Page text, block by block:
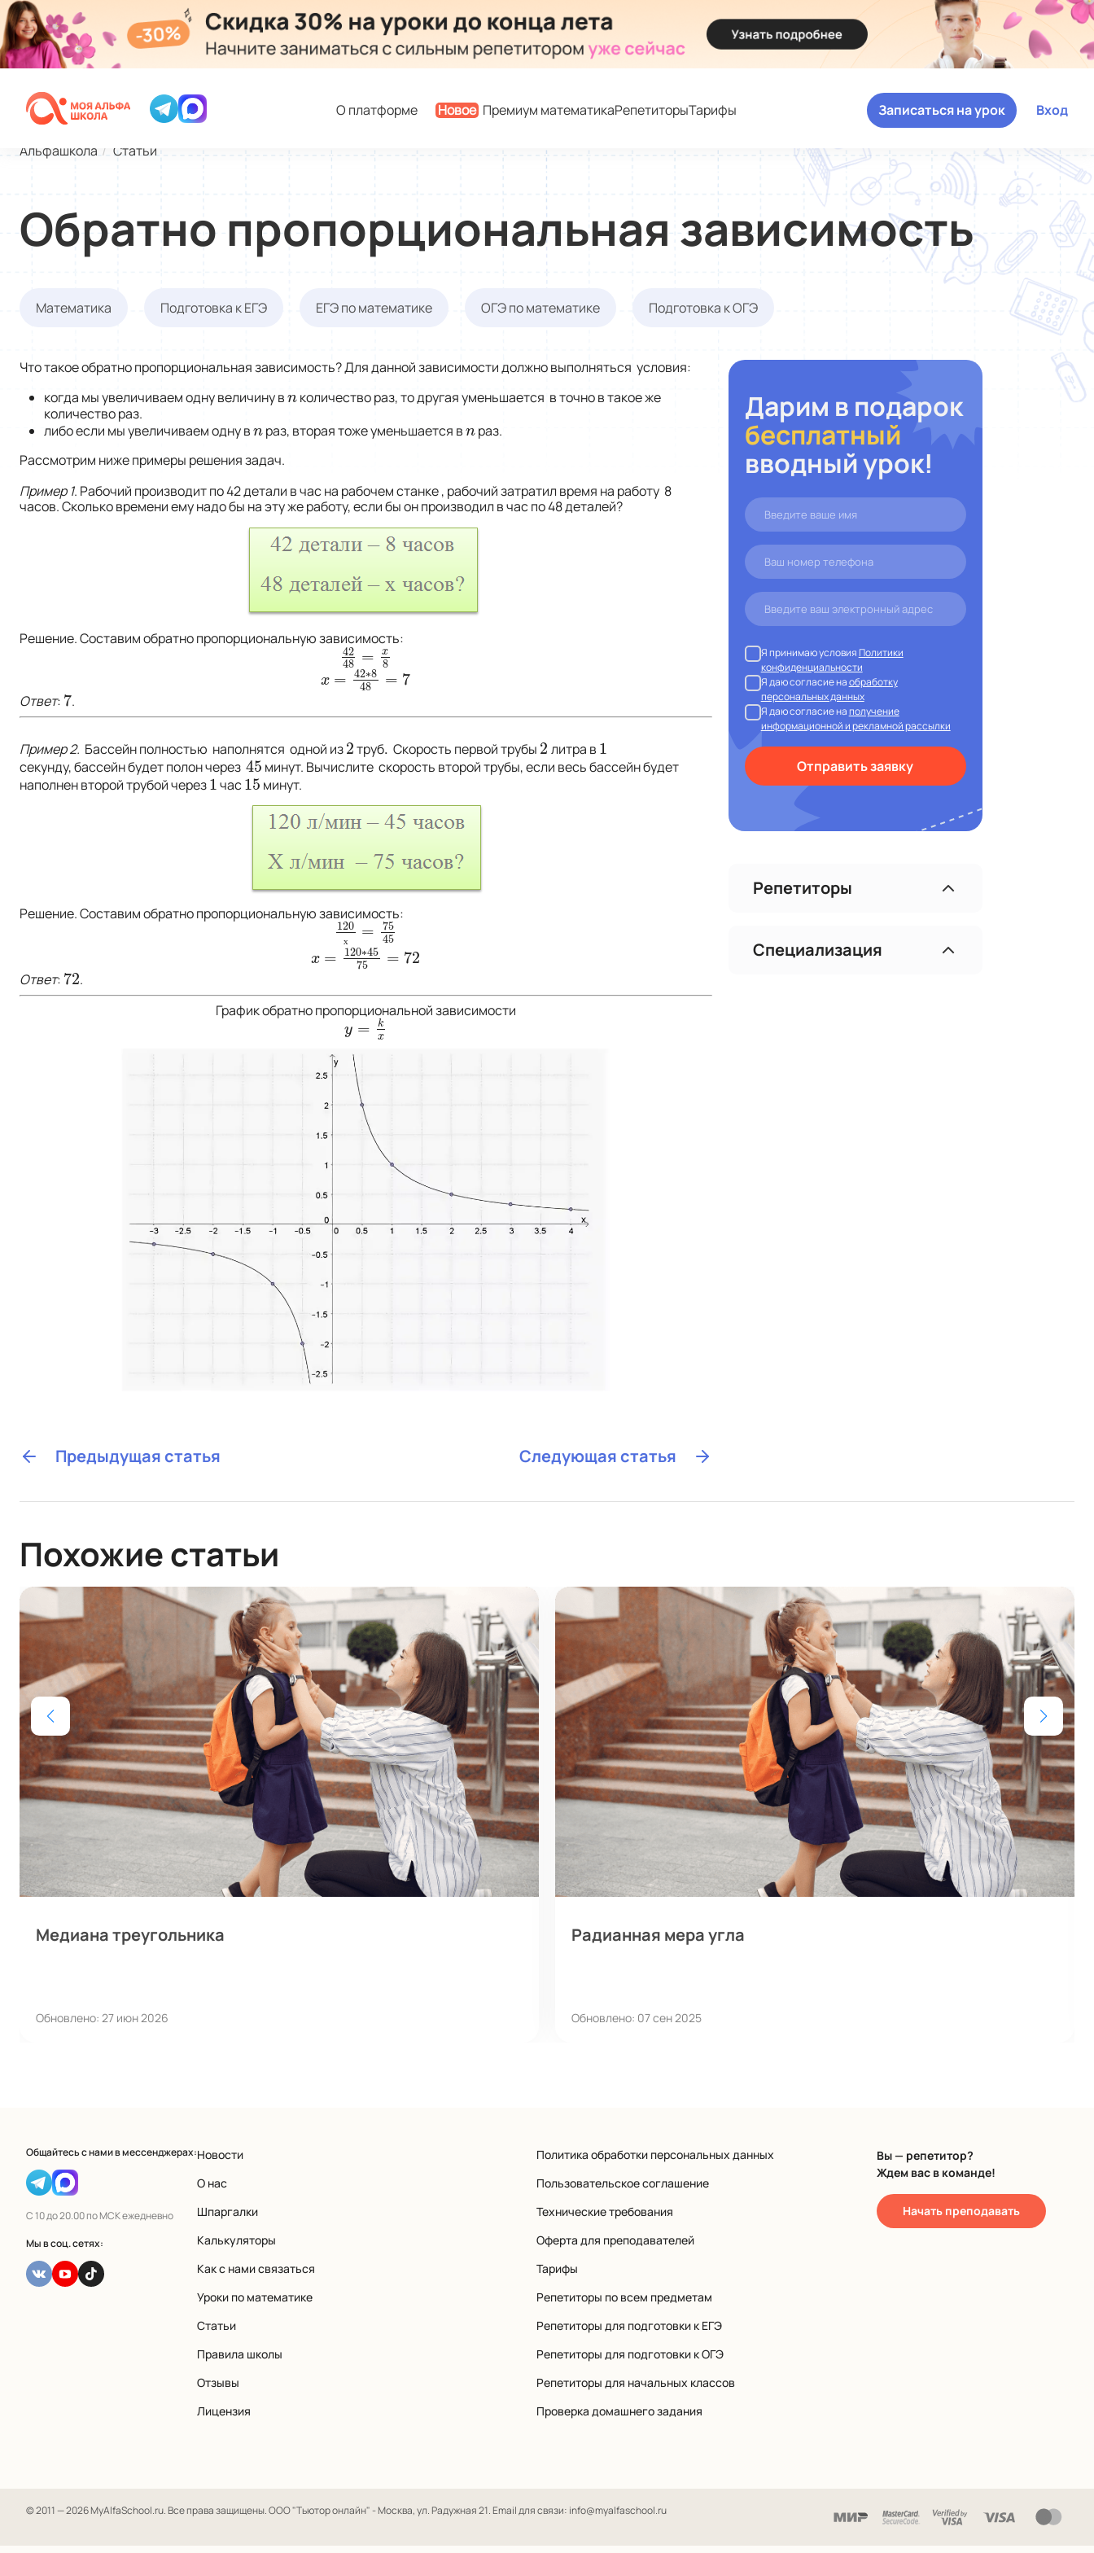
О платформе Новое Премиум математикаРепетиторыТарифы Вход
Записаться на урок
Альфашкола Статьи
Обратно пропорциональная зависимость
Математика Подготовка к ЕГЭ ЕГЭ по математике ОГЭ по математике Подготовка к ОГЭ
Что такое обратно пропорциональная зависимость? Для данной зависимости должно выполняться условия:
когда мы увеличиваем одну величину в n
n количество раз, то другая уменьшается в точно в такое же
количество раз.
либо если мы увеличиваем одну в n
n раз, вторая тоже уменьшается вn
n раз.
Рассмотрим ниже примеры решения задач.
Пример 1. Рабочий производит по 42 детали в час на рабочем станке , рабочий затратил время на работу 8
часов. Сколько времени ему надо бы на эту же работу, если бы он производил в час по 48 деталей?
Решение. Составим обратно пропорциональную зависимость:
42
48 = x
8
4248= x8
x = 42∗8
48
= 7
x=42 ∗848 =7
Ответ: 7
7.
Пример 2. Бассейн полностью наполнятся одной из2
2труб.Скорость первой трубы 2
2 литра в 1
1
секунду, бассейн будет полон через 45
45 минут. Вычислите скорость второй трубы, если весь бассейн будет
наполнен второй трубой через1
1 час15
15 минут.
Решение. Составим обратно пропорциональную зависимость:
120
х
=
75
45
120х =7545
x = 120∗45
75
= 72
x=120∗4575 =72
Ответ: 72
72.
График обратно пропорциональной зависимости
y =
k
x
y=kx
Предыдущая статья Следующая статья
Дарим в подарок
бесплатный
вводный урок!
Я принимаю условияПолитики
конфиденциальности
Я даю согласие наобработку
персональных данных
Я даю согласие наполучение
информационной и рекламной рассылки
Отправить заявку
Репетиторы
Специализация
Похожие статьи
Медиана треугольника
Обновлено: 27 июн 2026
Радианная мера угла
Обновлено: 07 сен 2025
Общайтесь с нами в мессенджерах:
С 10 до 20.00 по МСК ежедневно
Мы в соц. сетях:
Новости
О нас
Шпаргалки
Калькуляторы
Как с нами связаться
Уроки по математике
Статьи
Правила школы
Отзывы
Лицензия
Политика обработки персональных данных
Пользовательское соглашение
Технические требования
Оферта для преподавателей
Тарифы
Репетиторы по всем предметам
Репетиторы для подготовки к ЕГЭ
Репетиторы для подготовки к ОГЭ
Репетиторы для начальных классов
Проверка домашнего задания
Вы — репетитор?
Ждем вас в команде!
Начать преподавать
© 2011 — 2026 MyAlfaSchool.ru. Все права защищены.ООО "Тьютор онлайн" - Москва, ул. Радужная 21. Email для связи: info@myalfaschool.ru